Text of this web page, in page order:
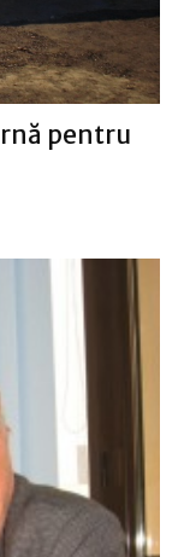
pentru